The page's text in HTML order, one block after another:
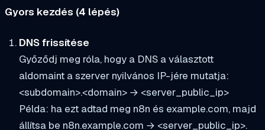
Gyors kezdés (4 lépés)
DNS frissítése
Győződj meg róla, hogy a DNS a választott
aldomaint a szerver nyilvános IP-jére mutatja:
<subdomain>.<domain> → <server_public_ip>
Példa: ha ezt adtad meg n8n és example.com, majd
állítsa be n8n.example.com → <server_public_ip>.